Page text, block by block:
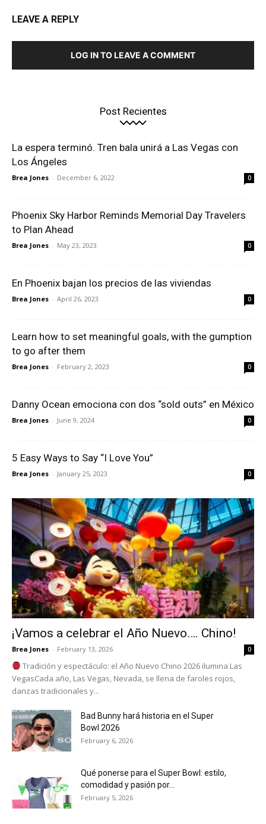
LEAVE A REPLY
LOG IN TO LEAVE A COMMENT
Post Recientes
La espera terminó. Tren bala unirá a Las Vegas con
Los Ángeles
Brea Jones - December 6, 2022 0
Phoenix Sky Harbor Reminds Memorial Day Travelers
to Plan Ahead
Brea Jones - May 23, 2023 0
En Phoenix bajan los precios de las viviendas
Brea Jones - April 26, 2023 0
Learn how to set meaningful goals, with the gumption
to go after them
Brea Jones - February 2, 2023 0
Danny Ocean emociona con dos “sold outs” en México
Brea Jones - June 9, 2024 0
5 Easy Ways to Say “I Love You”
Brea Jones - January 25, 2023 0
¡Vamos a celebrar el Año Nuevo…. Chino!
Brea Jones - February 13, 2026 0
Tradición y espectáculo: el Año Nuevo Chino 2026 ilumina Las
VegasCada año, Las Vegas, Nevada, se llena de faroles rojos,
danzas tradicionales y...
Bad Bunny hará historia en el Super
Bowl 2026
February 6, 2026
Qué ponerse para el Super Bowl: estilo,
comodidad y pasión por...
February 5, 2026